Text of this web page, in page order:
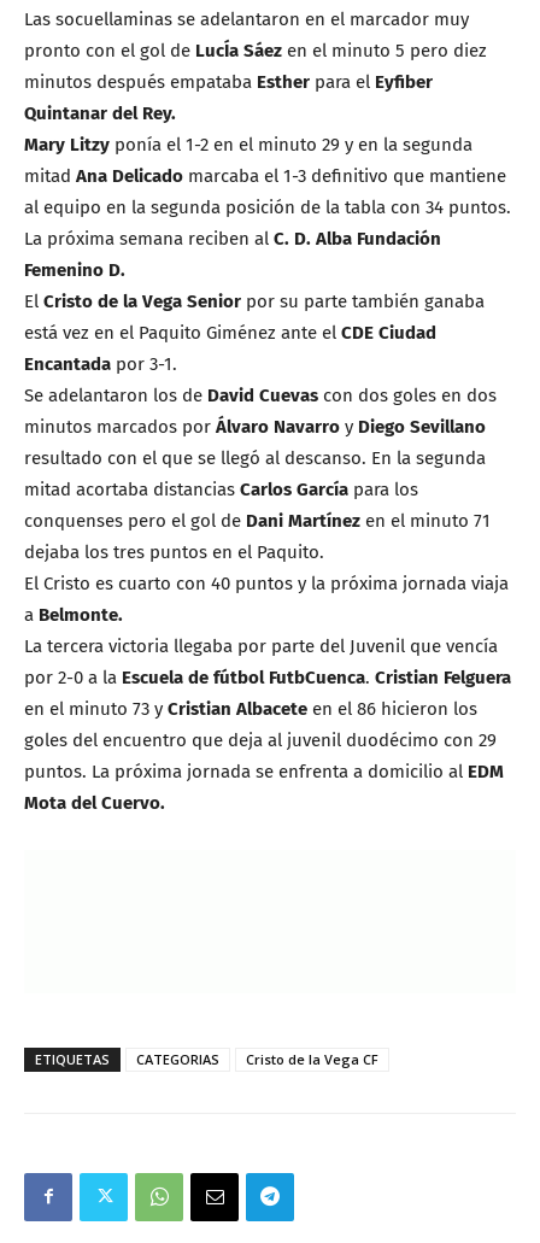
Las socuellaminas se adelantaron en el marcador muy
pronto con el gol de LucÍa Sáez en el minuto 5 pero diez
minutos después empataba Esther para el Eyfiber
Quintanar del Rey.
Mary Litzy ponía el 1-2 en el minuto 29 y en la segunda
mitad Ana Delicado marcaba el 1-3 definitivo que mantiene
al equipo en la segunda posición de la tabla con 34 puntos.
La próxima semana reciben al C. D. Alba Fundación
Femenino D.
El Cristo de la Vega Senior por su parte también ganaba
está vez en el Paquito Giménez ante el CDE Ciudad
Encantada por 3-1.
Se adelantaron los de David Cuevas con dos goles en dos
minutos marcados por Álvaro Navarro y Diego Sevillano
resultado con el que se llegó al descanso. En la segunda
mitad acortaba distancias Carlos García para los
conquenses pero el gol de Dani Martínez en el minuto 71
dejaba los tres puntos en el Paquito.
El Cristo es cuarto con 40 puntos y la próxima jornada viaja
a Belmonte.
La tercera victoria llegaba por parte del Juvenil que vencía
por 2-0 a la Escuela de fútbol FutbCuenca. Cristian Felguera
en el minuto 73 y Cristian Albacete en el 86 hicieron los
goles del encuentro que deja al juvenil duodécimo con 29
puntos. La próxima jornada se enfrenta a domicilio al EDM
Mota del Cuervo.
ETIQUETAS CATEGORIAS Cristo de la Vega CF